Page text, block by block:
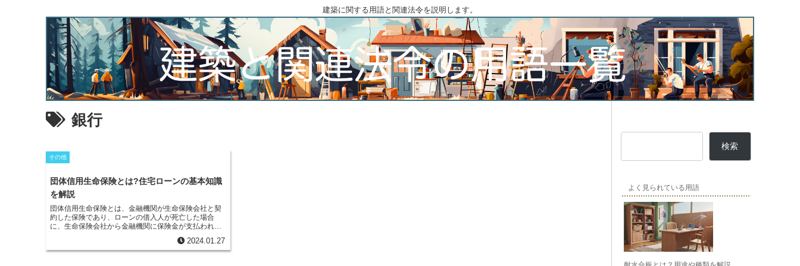
建築に関する用語と関連法令を説明します。
銀行
その他
団体信用生命保険とは?住宅ローンの基本知識
を解説
団体信用生命保険とは、金融機関が生命保険会社と契
約した保険であり、ローンの借入人が死亡した場合
に、生命保険会社から金融機関に保険金が支払われ、
契約者は金融機関であり、保険金の受取人も金融機関
となっています。被保険者はローン利用者であり、保
2024.01.27
検索
よく見られている用語